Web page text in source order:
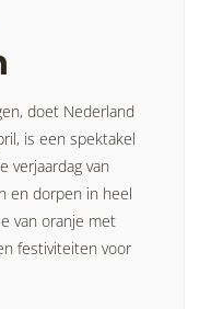
doet Nederland
is een spektakel
verjaardag van
en dorpen in heel
van oranje met
festiviteiten voor